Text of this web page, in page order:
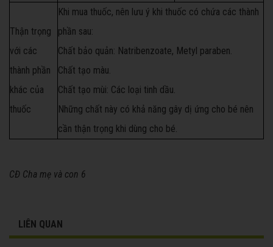
Thận trọng
với các
thành phần
khác của
thuốc
Khi mua thuốc, nên lưu ý khi thuốc có chứa các thành
phần sau:
Chất bảo quản: Natribenzoate, Metyl paraben.
Chất tạo màu.
Chất tạo mùi: Các loại tinh dầu.
Những chất này có khả năng gây dị ứng cho bé nên
cần thận trọng khi dùng cho bé.
CĐ Cha mẹ và con 6
LIÊN QUAN